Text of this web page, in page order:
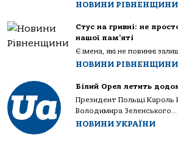
НОВИНИ РІВНЕНЩИНИ
Стус на гривні: не
нашої пам’яті
Є імена, які не повинні
НОВИНИ РІВНЕНЩИНИ
Білий Орел летить
Президент Польщі Кароль
Володимира Зеленського...
НОВИНИ УКРАЇНИ